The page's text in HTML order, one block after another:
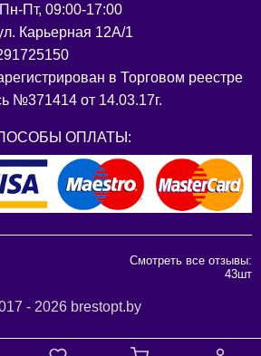
Пт, 09:00-17:00
Карьерная 12А/1
в Торговом реестре
№371414 от 14.03.17г.
ОПЛАТЫ:
Смотреть все отзывы:
43шт
- 2026 brestopt.by